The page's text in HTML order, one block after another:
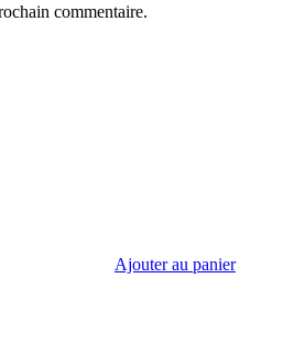
commentaire.
Ajouter au panier